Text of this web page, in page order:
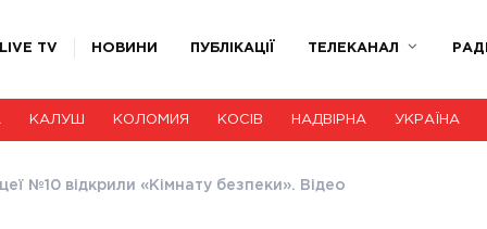
TV НОВИНИ ПУБЛІКАЦІЇ ТЕЛЕКАНАЛ
КАЛУШ КОЛОМИЯ КОСІВ НАДВІРНА УКРАЇНА
№10 відкрили «Кімнату безпеки». Відео